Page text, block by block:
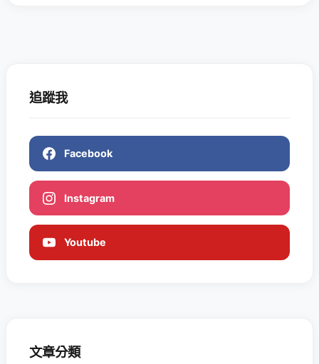
追蹤我
Facebook
Instagram
Youtube
文章分類